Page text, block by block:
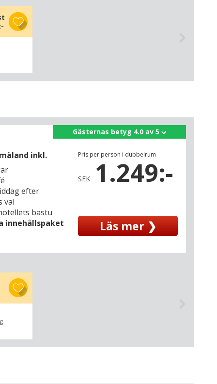
inkl.
efter
val
bastu
innehållspaket
Pris per person i dubbelrum
SEK 1.249:-
Läs mer ❯
Gästernas betyg 4.0 av 5